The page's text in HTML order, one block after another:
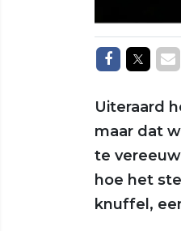
Delen op
Uiteraard
maar dat
te
hoe het
knuffel,